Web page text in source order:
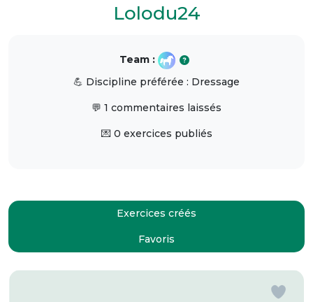
Lolodu24
Team :
💪 Discipline préférée : Dressage
💬 1 commentaires laissés
💌 0 exercices publiés
Exercices créés
Favoris